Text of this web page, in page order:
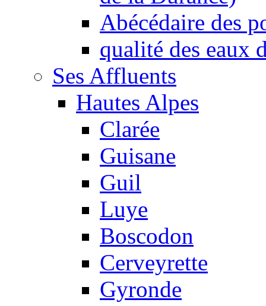
Abécédaire des
qualité des eaux
Ses Affluents
Hautes Alpes
Clarée
Guisane
Guil
Luye
Boscodon
Cerveyrette
Gyronde